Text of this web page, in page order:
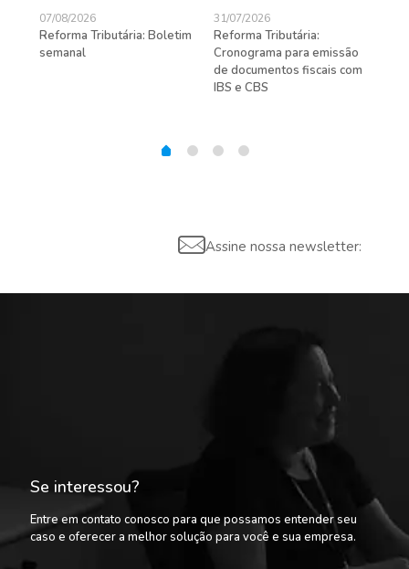
07/08/2026
Reforma Tributária: Boletim
semanal
31/07/2026
Reforma Tributária:
Cronograma para emissão
de documentos fiscais com
IBS e CBS
Assine nossa newsletter:
Se interessou?
Entre em contato conosco para que possamos entender seu
caso e oferecer a melhor solução para você e sua empresa.